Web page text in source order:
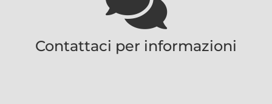
Contattaci per informazioni